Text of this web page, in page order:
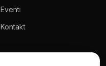
Eventi
Kontakt